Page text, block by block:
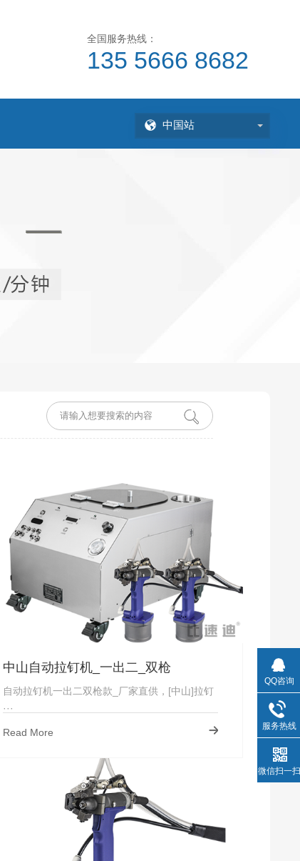
全国服务热线：
135 5666 8682
中国站
中山自动拉钉机_一出二_双枪
自动拉钉机一出二双枪款_厂家直供，[中山]拉钉
···
Read More
QQ咨询
服务热线
微信扫一扫